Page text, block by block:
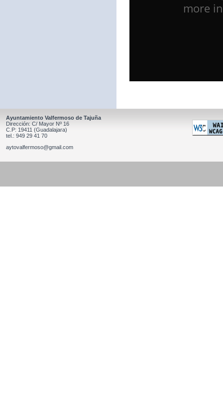
Ayuntamiento Valfermoso de Tajuña
Dirección: C/ Mayor Nº 16
C.P: 19411 (Guadalajara)
tel.: 949 29 41 70
aytovalfermoso@gmail.com